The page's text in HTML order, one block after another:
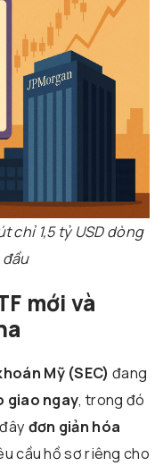
chỉ 1,5 tỷ USD dòng
mới và
Mỹ (SEC) đang
giao ngay, trong đó
đơn giản hóa
cầu hồ sơ riêng cho